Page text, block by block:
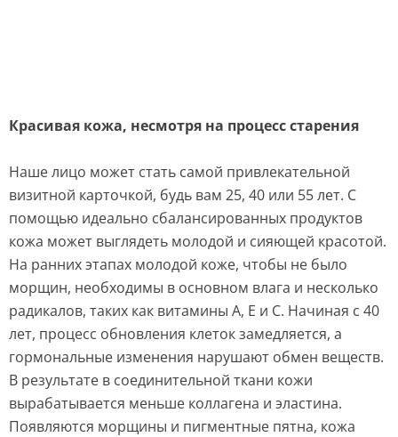
Красивая кожа, несмотря на процесс старения
Наше лицо может стать самой привлекательной
визитной карточкой, будь вам 25, 40 или 55 лет. С
помощью идеально сбалансированных продуктов
кожа может выглядеть молодой и сияющей красотой.
На ранних этапах молодой коже, чтобы не было
морщин, необходимы в основном влага и несколько
радикалов, таких как витамины A, E и C. Начиная с 40
лет, процесс обновления клеток замедляется, а
гормональные изменения нарушают обмен веществ.
В результате в соединительной ткани кожи
вырабатывается меньше коллагена и эластина.
Появляются морщины и пигментные пятна, кожа